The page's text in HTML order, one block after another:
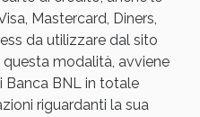
Mastercard, Diners,
da utilizzare dal sito
modalità, avviene
BNL in totale
riguardanti la sua